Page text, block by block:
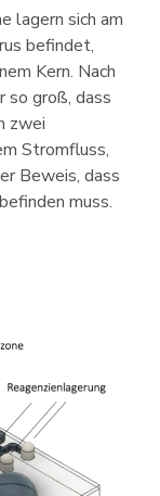
lagern sich am
befindet,
Kern. Nach
groß, dass
zwei
Stromfluss,
Beweis, dass
muss.